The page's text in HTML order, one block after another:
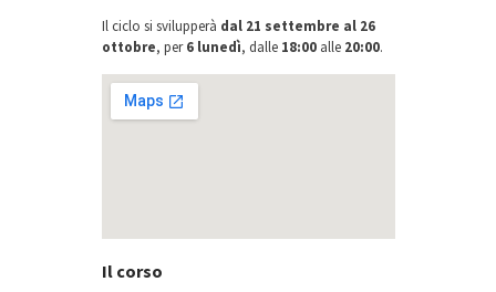
Il ciclo si svilupperà dal 21 settembre al 26
ottobre, per6 lunedì, dalle 18:00alle 20:00.
Il corso